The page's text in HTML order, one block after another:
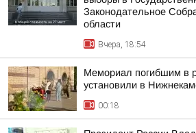
Законодательное
области
Вчера, 18:54
Мемориал погибшим в
установили в
00:18